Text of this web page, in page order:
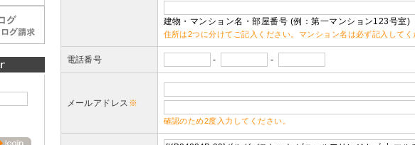
建物・マンション名・部屋番号 (例：第一マンション123号室)
住所は2つに分けてご記入ください。マンション名は必ず記入してく
電話番号 - -
メールアドレス ※
確認のため2度入力してください。